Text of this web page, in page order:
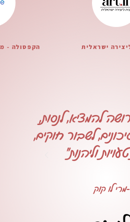
להמציא, לנסות,
לשבור חוקים,
וליהנות"
-מרי לו קוק
הקפסולה - ישראלית